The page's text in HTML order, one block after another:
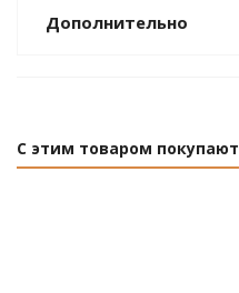
Дополнительно
С этим товаром покупают